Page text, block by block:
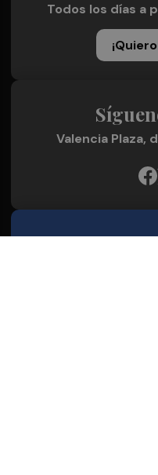
Todos los días a
Valencia Plaza,